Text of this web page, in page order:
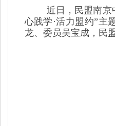
近日，民盟南
心践学·活力盟约”主
龙、委员吴宝成，民